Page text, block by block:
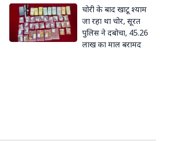
कप वाला
ये होगी टीम इंडिया
चोरी के बाद खाटू श्याम
जा रहा था चोर, सूरत
पुलिस ने दबोचा, 45.26
लाख का माल बरामद